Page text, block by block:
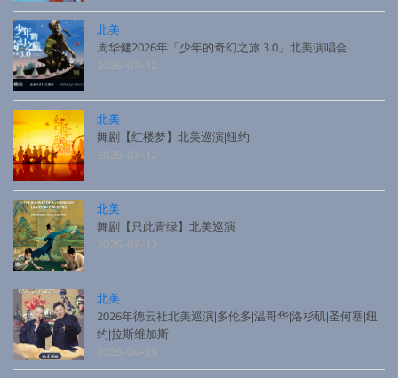
北美
周华健2026年「少年的奇幻之旅 3.0」北美演唱会
2026-07-12
北美
舞剧【红楼梦】北美巡演|纽约
2026-07-12
北美
舞剧【只此青绿】北美巡演
2026-07-12
北美
2026年德云社北美巡演|多伦多|温哥华|洛杉矶|圣何塞|纽
约|拉斯维加斯
2026-04-29